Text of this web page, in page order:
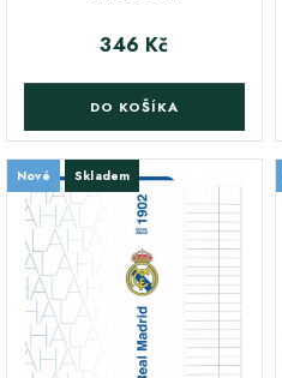
Cena
346 Kč
DO KOŠÍKA
Nové Skladem